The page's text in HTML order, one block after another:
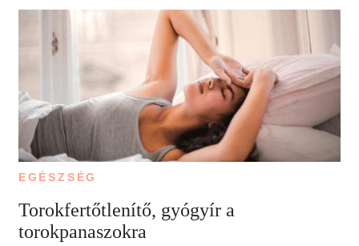
EGÉSZSÉG
Torokfertőtlenítő, gyógyír a
torokpanaszokra